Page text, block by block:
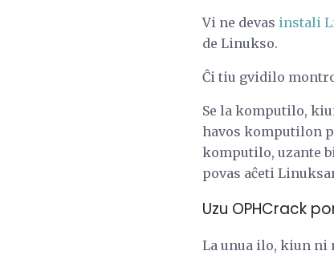
Vi ne devas instali
de Linukso.
Ĉi tiu gvidilo
Se la komputilo,
havos komputilon
komputilo, uzante
povas aĉeti
Uzu OPHCrack
La unua ilo, kiun ni